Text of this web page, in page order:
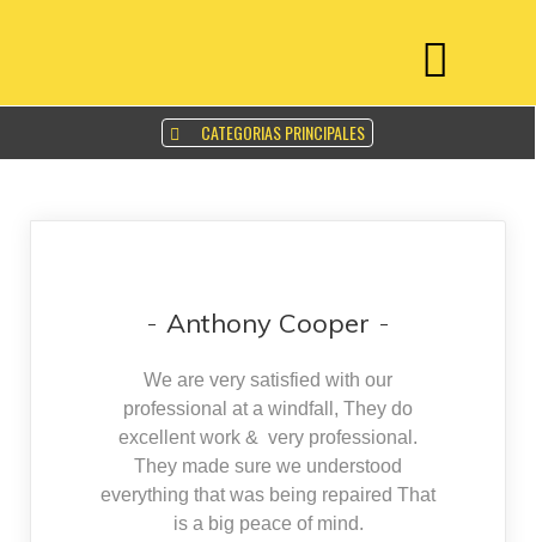
CATEGORIAS PRINCIPALES
Anthony Cooper
We are very satisfied with our
professional at a windfall, They do
excellent work & very professional.
They made sure we understood
everything that was being repaired That
is a big peace of mind.